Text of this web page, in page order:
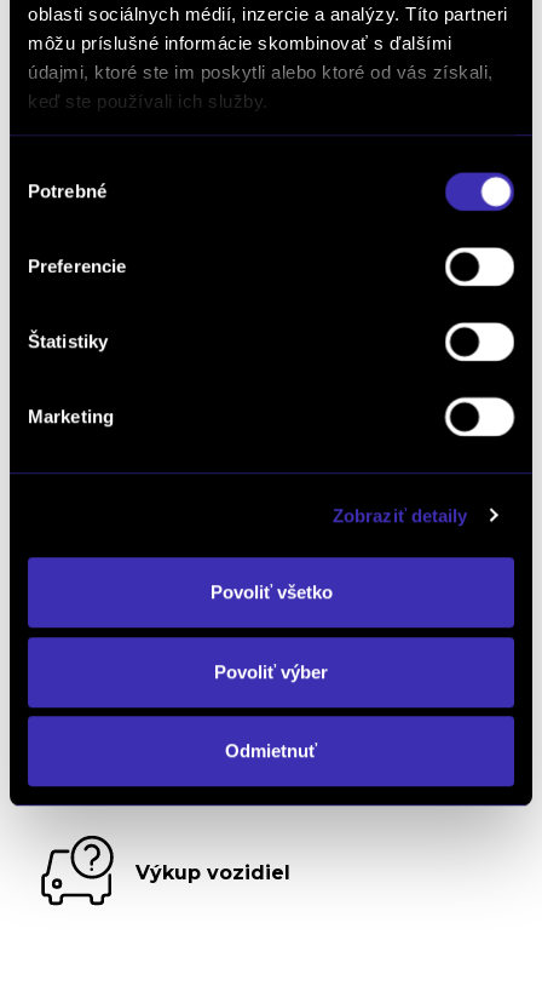
oblasti sociálnych médií, inzercie a analýzy. Títo partneri
môžu príslušné informácie skombinovať s ďalšími
údajmi, ktoré ste im poskytli alebo ktoré od vás získali,
keď ste používali ich služby.
súhlasu
Potrebné
Preferencie
Štatistiky
Marketing
Zobraziť detaily
Povoliť všetko
Povoliť výber
Odmietnuť
spracúvania osobných údajov sa oboznámim TU.
newslettrov prezentujúcich ponuku a služby autorizovaných predajcov
vozidiel FINAL-CD. S podmienkami spracúvania osobných údajov na tento účel sa
Objednať náhradný diel
a príslušenstvo
Kalkulácia financovania
Výkup vozidiel